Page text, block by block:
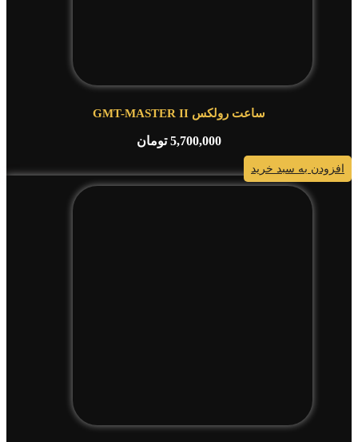
ساعت رولکس GMT-MASTER II
5,700,000 تومان
افزودن به سبد خرید